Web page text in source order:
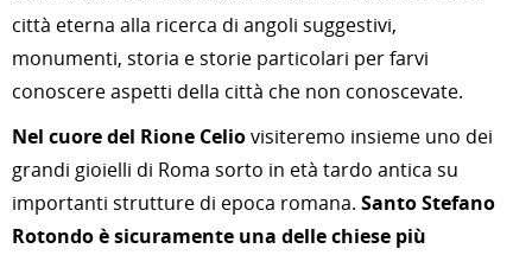
città eterna alla ricerca di angoli suggestivi,
monumenti, storia e storie particolari per farvi
conoscere aspetti della città che non conoscevate.
Nel cuore del Rione Celiovisiteremo insieme uno dei
grandi gioielli di Roma sorto in età tardo antica su
importanti strutture di epoca romana. Santo Stefano
Rotondo è sicuramente una delle chiese più